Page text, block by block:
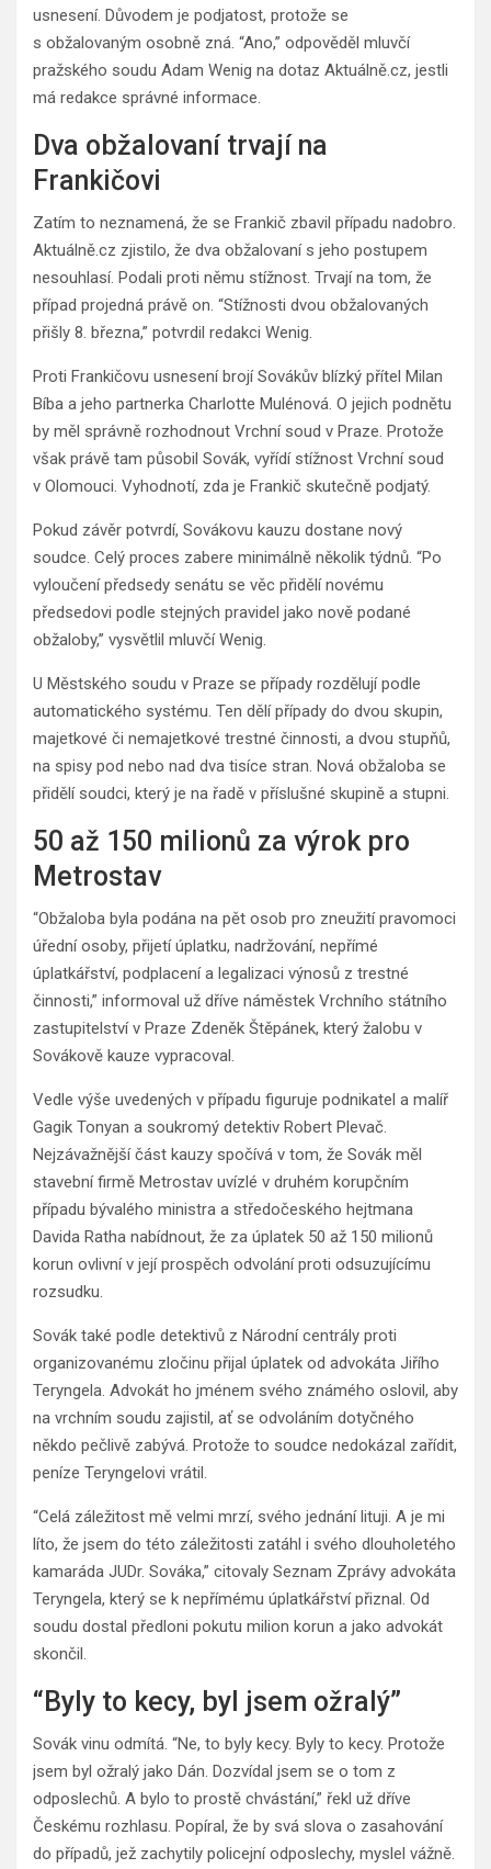
usnesení. Důvodem je podjatost, protože se
s obžalovaným osobně zná. “Ano,” odpověděl mluvčí
pražského soudu Adam Wenig na dotaz Aktuálně.cz, jestli
má redakce správné informace.
Dva obžalovaní trvají na
Frankičovi
Zatím to neznamená, že se Frankič zbavil případu nadobro.
Aktuálně.cz zjistilo, že dva obžalovaní s jeho postupem
nesouhlasí. Podali proti němu stížnost. Trvají na tom, že
případ projedná právě on. “Stížnosti dvou obžalovaných
přišly 8. března,” potvrdil redakci Wenig.
Proti Frankičovu usnesení brojí Sovákův blízký přítel Milan
Bíba a jeho partnerka Charlotte Mulénová. O jejich podnětu
by měl správně rozhodnout Vrchní soud v Praze. Protože
však právě tam působil Sovák, vyřídí stížnost Vrchní soud
v Olomouci. Vyhodnotí, zda je Frankič skutečně podjatý.
Pokud závěr potvrdí, Sovákovu kauzu dostane nový
soudce. Celý proces zabere minimálně několik týdnů. “Po
vyloučení předsedy senátu se věc přidělí novému
předsedovi podle stejných pravidel jako nově podané
obžaloby,” vysvětlil mluvčí Wenig.
U Městského soudu v Praze se případy rozdělují podle
automatického systému. Ten dělí případy do dvou skupin,
majetkové či nemajetkové trestné činnosti, a dvou stupňů,
na spisy pod nebo nad dva tisíce stran. Nová obžaloba se
přidělí soudci, který je na řadě v příslušné skupině a stupni.
50 až 150 milionů za výrok pro
Metrostav
“Obžaloba byla podána na pět osob pro zneužití pravomoci
úřední osoby, přijetí úplatku, nadržování, nepřímé
úplatkářství, podplacení a legalizaci výnosů z trestné
činnosti,” informoval už dříve náměstek Vrchního státního
zastupitelství v Praze Zdeněk Štěpánek, který žalobu v
Sovákově kauze vypracoval.
Vedle výše uvedených v případu figuruje podnikatel a malíř
Gagik Tonyan a soukromý detektiv Robert Plevač.
Nejzávažnější část kauzy spočívá v tom, že Sovák měl
stavební firmě Metrostav uvízlé v druhém korupčním
případu bývalého ministra a středočeského hejtmana
Davida Ratha nabídnout, že za úplatek 50 až 150 milionů
korun ovlivní v její prospěch odvolání proti odsuzujícímu
rozsudku.
Sovák také podle detektivů z Národní centrály proti
organizovanému zločinu přijal úplatek od advokáta Jiřího
Teryngela. Advokát ho jménem svého známého oslovil, aby
na vrchním soudu zajistil, ať se odvoláním dotyčného
někdo pečlivě zabývá. Protože to soudce nedokázal zařídit,
peníze Teryngelovi vrátil.
“Celá záležitost mě velmi mrzí, svého jednání lituji. A je mi
líto, že jsem do této záležitosti zatáhl i svého dlouholetého
kamaráda JUDr. Sováka,” citovaly Seznam Zprávy advokáta
Teryngela, který se k nepřímému úplatkářství přiznal. Od
soudu dostal předloni pokutu milion korun a jako advokát
skončil.
“Byly to kecy, byl jsem ožralý”
Sovák vinu odmítá. “Ne, to byly kecy. Byly to kecy. Protože
jsem byl ožralý jako Dán. Dozvídal jsem se o tom z
odposlechů. A bylo to prostě chvástání,” řekl už dříve
Českému rozhlasu. Popíral, že by svá slova o zasahování
do případů, jež zachytily policejní odposlechy, myslel vážně.